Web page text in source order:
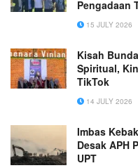
Pengadaan
15 JULY 2026
Kisah
Spiritual,
TikTok
14 JULY 2026
Imbas
Desak APH
UPT